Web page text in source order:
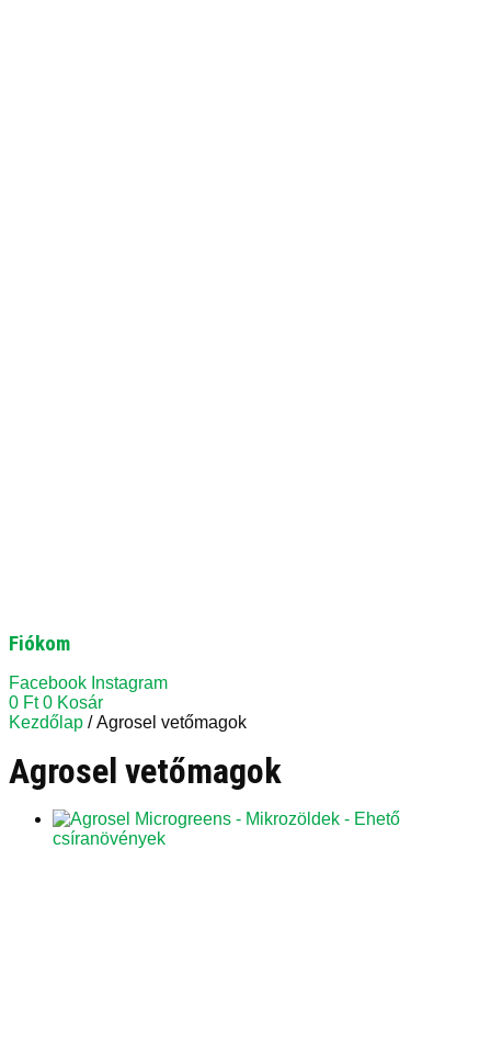
Fiókom
Facebook Instagram
0 Ft 0 Kosár
Kezdőlap / Agrosel vetőmagok
Agrosel vetőmagok